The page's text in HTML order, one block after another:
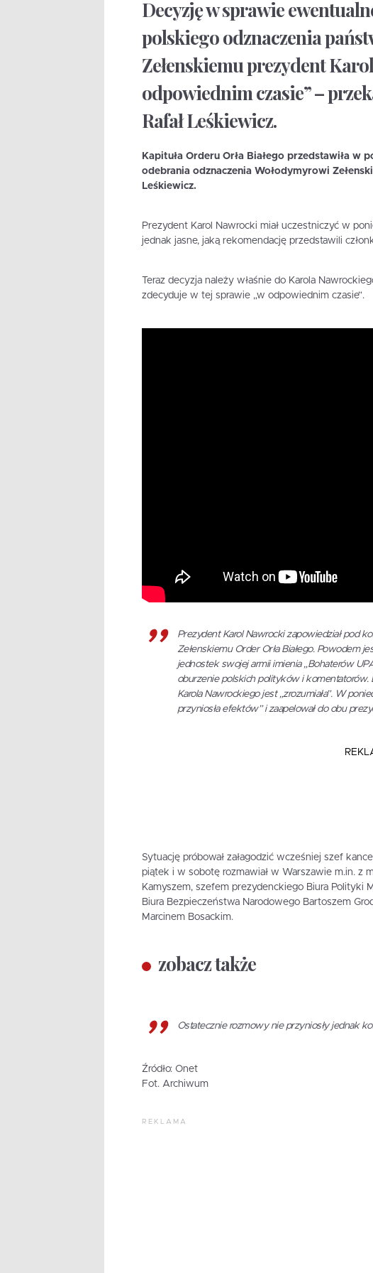
Decyzję w sprawie
polskiego odznaczenia
Zełenskiemu prezydent
odpowiednim czasie” –
Rafał Leśkiewicz.
Kapituła Orderu Orła Białego przedstawiła w
odebrania odznaczenia Wołodymyrowi
Leśkiewicz.
Prezydent Karol Nawrocki miał uczestniczyć w
jednak jasne, jaką rekomendację przedstawili
Teraz decyzja należy właśnie do Karola
zdecyduje w tej sprawie „w odpowiednim czasie”.
Prezydent Karol Nawrocki zapowiedział pod
Zełenskiemu Order Orła Białego. Powodem
jednostek swojej armii imienia „Bohaterów
oburzenie polskich polityków i komentatorów.
Karola Nawrockiego jest „zrozumiała”. W
przyniosła efektów” i zaapelował do obu
Sytuację próbował załagodzić wcześniej szef
piątek i w sobotę rozmawiał w Warszawie m.in. z
Kamyszem, szefem prezydenckiego Biura Polityki
Biura Bezpieczeństwa Narodowego Bartoszem
Marcinem Bosackim.
zobacz także
Ostatecznie rozmowy nie przyniosły jednak
Źródło: Onet
Fot. Archiwum
REKLAMA